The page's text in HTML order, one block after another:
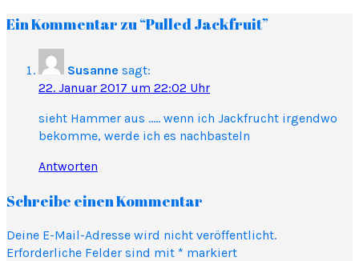
Ein Kommentar zu “Pulled Jackfruit”
Susanne sagt:
22. Januar 2017 um 22:02 Uhr
sieht Hammer aus ….. wenn ich Jackfrucht irgendwo
bekomme, werde ich es nachbasteln
Antworten
Schreibe einen Kommentar
Deine E-Mail-Adresse wird nicht veröffentlicht.
Erforderliche Felder sind mit * markiert